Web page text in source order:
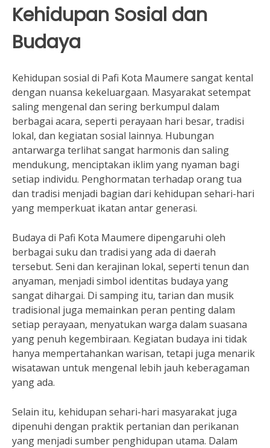
Kehidupan Sosial dan
Budaya
Kehidupan sosial di Pafi Kota Maumere sangat kental
dengan nuansa kekeluargaan. Masyarakat setempat
saling mengenal dan sering berkumpul dalam
berbagai acara, seperti perayaan hari besar, tradisi
lokal, dan kegiatan sosial lainnya. Hubungan
antarwarga terlihat sangat harmonis dan saling
mendukung, menciptakan iklim yang nyaman bagi
setiap individu. Penghormatan terhadap orang tua
dan tradisi menjadi bagian dari kehidupan sehari-hari
yang memperkuat ikatan antar generasi.
Budaya di Pafi Kota Maumere dipengaruhi oleh
berbagai suku dan tradisi yang ada di daerah
tersebut. Seni dan kerajinan lokal, seperti tenun dan
anyaman, menjadi simbol identitas budaya yang
sangat dihargai. Di samping itu, tarian dan musik
tradisional juga memainkan peran penting dalam
setiap perayaan, menyatukan warga dalam suasana
yang penuh kegembiraan. Kegiatan budaya ini tidak
hanya mempertahankan warisan, tetapi juga menarik
wisatawan untuk mengenal lebih jauh keberagaman
yang ada.
Selain itu, kehidupan sehari-hari masyarakat juga
dipenuhi dengan praktik pertanian dan perikanan
yang menjadi sumber penghidupan utama. Dalam